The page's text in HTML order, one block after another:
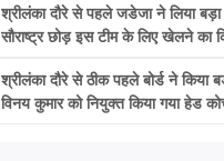
श्रीलंका दौरे से पहले जडेजा ने लिया
सौराष्ट्र छोड़ इस टीम के लिए खेलने का
श्रीलंका दौरे से ठीक पहले बोर्ड ने किया
विनय कुमार को नियुक्त किया गया हेड